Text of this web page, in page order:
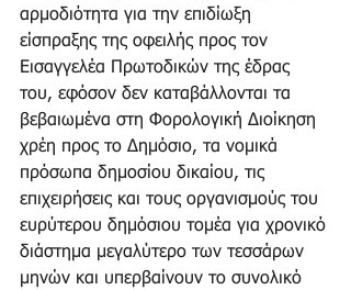
αρμοδιότητα για την επιδίωξη
είσπραξης της οφειλής προς τον
Εισαγγελέα Πρωτοδικών της έδρας
του, εφόσον δεν καταβάλλονται τα
βεβαιωμένα στη Φορολογική Διοίκηση
χρέη προς το Δημόσιο, τα νομικά
πρόσωπα δημοσίου δικαίου, τις
επιχειρήσεις και τους οργανισμούς του
ευρύτερου δημόσιου τομέα για χρονικό
διάστημα μεγαλύτερο των τεσσάρων
μηνών και υπερβαίνουν το συνολικό